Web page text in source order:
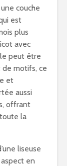
couche
est
plus
avec
peut être
de motifs, ce
et
aussi
offrant
la
liseuse
en